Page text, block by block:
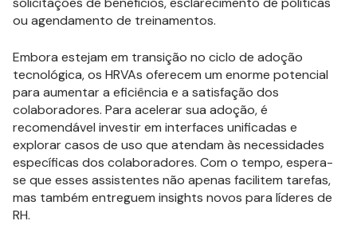
ou agendamento de treinamentos.
Embora estejam em transição no ciclo de adoção
tecnológica, os HRVAs oferecem um enorme potencial
para aumentar a eficiência e a satisfação dos
colaboradores. Para acelerar sua adoção, é
recomendável investir em interfaces unificadas e
explorar casos de uso que atendam às necessidades
específicas dos colaboradores. Com o tempo, espera-
se que esses assistentes não apenas facilitem tarefas,
mas também entreguem insights novos para líderes de
RH.